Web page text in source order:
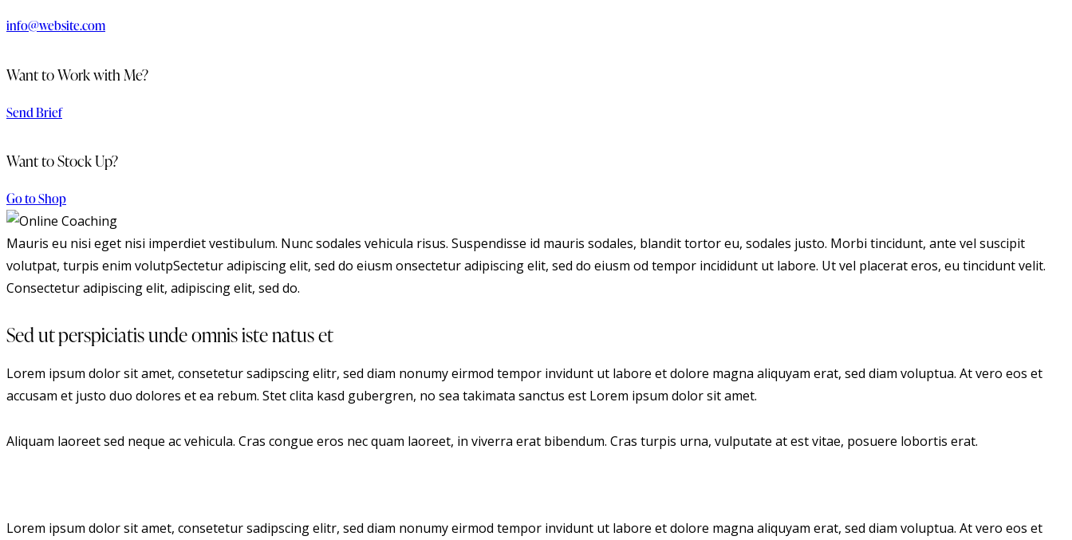
info@website.com
Want to Work with Me?
Send Brief
Want to Stock Up?
Go to Shop
Mauris eu nisi eget nisi imperdiet vestibulum. Nunc sodales vehicula risus. Suspendisse id mauris sodales, blandit tortor eu, sodales justo. Morbi tincidunt, ante vel suscipit
volutpat, turpis enim volutpSectetur adipiscing elit, sed do eiusm onsectetur adipiscing elit, sed do eiusm od tempor incididunt ut labore. Ut vel placerat eros, eu tincidunt velit.
Consectetur adipiscing elit, adipiscing elit, sed do.
Sed ut perspiciatis unde omnis iste natus et
Lorem ipsum dolor sit amet, consetetur sadipscing elitr, sed diam nonumy eirmod tempor invidunt ut labore et dolore magna aliquyam erat, sed diam voluptua. At vero eos et
accusam et justo duo dolores et ea rebum. Stet clita kasd gubergren, no sea takimata sanctus est Lorem ipsum dolor sit amet.
Aliquam laoreet sed neque ac vehicula. Cras congue eros nec quam laoreet, in viverra erat bibendum. Cras turpis urna, vulputate at est vitae, posuere lobortis erat.
Lorem ipsum dolor sit amet, consetetur sadipscing elitr, sed diam nonumy eirmod tempor invidunt ut labore et dolore magna aliquyam erat, sed diam voluptua. At vero eos et